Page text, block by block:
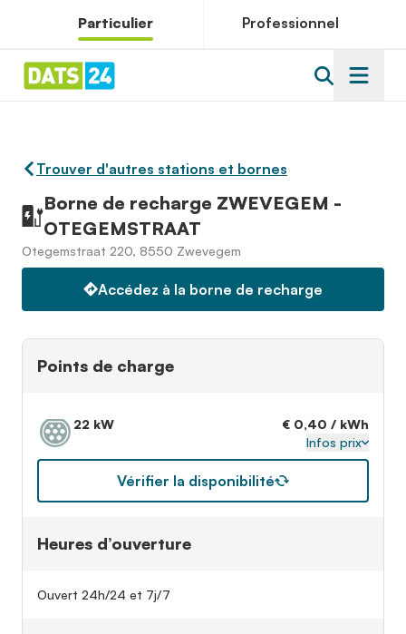
Particulier Professionnel
Trouver d'autres stations et bornes
Borne de recharge ZWEVEGEM -
OTEGEMSTRAAT
Otegemstraat 220, 8550 Zwevegem
Accédez à la borne de recharge
Points de charge
22 kW
€ 0,40 / kWh
Infos prix
Vérifier la disponibilité
Heures d’ouverture
Ouvert 24h/24 et 7j/7